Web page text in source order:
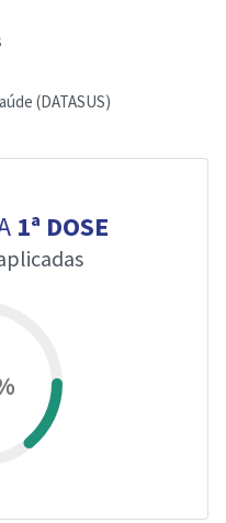
(DATASUS)
1ª DOSE